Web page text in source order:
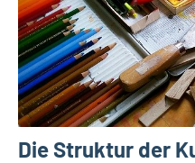
Die Struktur der